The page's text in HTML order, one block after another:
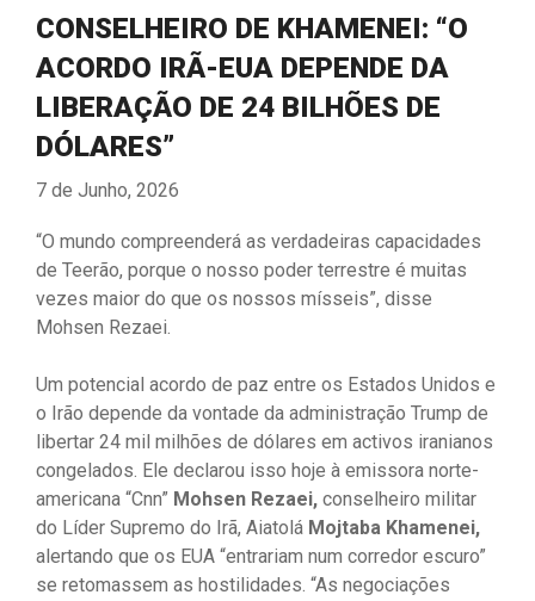
CONSELHEIRO DE KHAMENEI: “O
ACORDO IRÃ-EUA DEPENDE DA
LIBERAÇÃO DE 24 BILHÕES DE
DÓLARES”
7 de Junho, 2026
“O mundo compreenderá as verdadeiras capacidades
de Teerão, porque o nosso poder terrestre é muitas
vezes maior do que os nossos mísseis”, disse
Mohsen Rezaei.
Um potencial acordo de paz entre os Estados Unidos e
o Irão depende da vontade da administração Trump de
libertar 24 mil milhões de dólares em activos iranianos
congelados. Ele declarou isso hoje à emissora norte-
americana “Cnn” Mohsen Rezaei, conselheiro militar
do Líder Supremo do Irã, Aiatolá Mojtaba Khamenei,
alertando que os EUA “entrariam num corredor escuro”
se retomassem as hostilidades. “As negociações